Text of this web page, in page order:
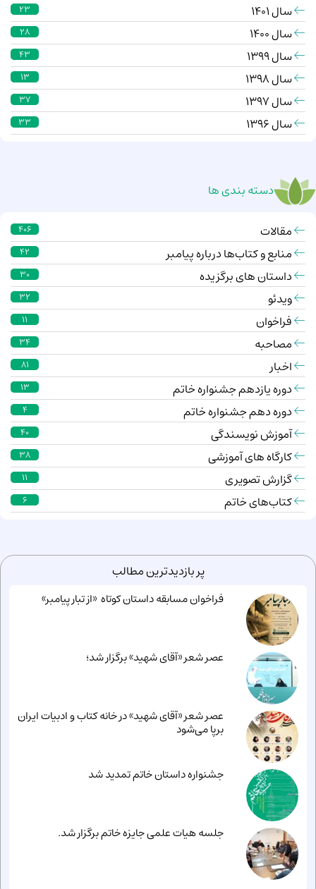
سال 1401 23
سال 1400 28
سال 1399 43
سال 1398 13
سال 1397 37
سال 1396 33
دسته بندی ها
مقالات 406
منابع و کتاب‌ها درباره پیامبر 42
داستان های برگزیده 30
ویدئو 32
فراخوان 11
مصاحبه 34
اخبار 81
دوره یازدهم جشنواره خاتم 13
دوره دهم جشنواره خاتم 4
آموزش نویسندگی 40
کارگاه های آموزشی 38
گزارش تصویری 11
کتاب‌های خاتم 6
پر بازدیدترین مطالب
فراخوان مسابقه داستان کوتاه «از تبار پیامبر»
عصر شعر «آقای شهید» برگزار شد؛
عصر شعر «آقای شهید» در خانه کتاب و ادبیات ایران
برپا می‌شود
جشنواره داستان خاتم تمدید شد
جلسه هیات علمی جایزه خاتم برگزار شد.